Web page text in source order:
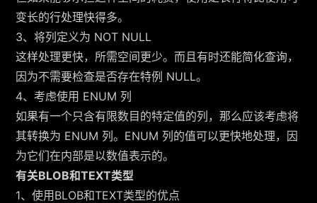
变长的行处理快得多。
3、将列定义为 NOT NULL
这样处理更快，所需空间更少。而且有时还能简化查询，
因为不需要检查是否存在特例 NULL。
4、考虑使用 ENUM 列
如果有一个只含有限数目的特定值的列，那么应该考虑将
其转换为 ENUM 列。ENUM 列的值可以更快地处理，因
为它们在内部是以数值表示的。
有关BLOB和TEXT类型
1、使用BLOB和TEXT类型的优点